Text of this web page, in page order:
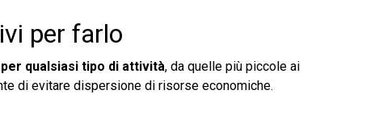
per farlo
qualsiasi tipo di attività, da quelle più piccole ai
di evitare dispersione di risorse economiche.